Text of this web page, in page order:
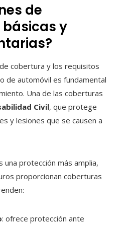
de
y
cobertura y los requisitos
de automóvil es fundamental
Una de las coberturas
Civil, que protege
y lesiones que se causen a
una protección más amplia,
proporcionan coberturas
: ofrece protección ante